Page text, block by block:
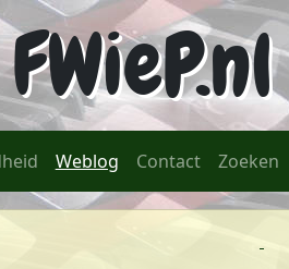
FWieP.nl
Weblog(huidige)
Contact Zoeken
Atom-